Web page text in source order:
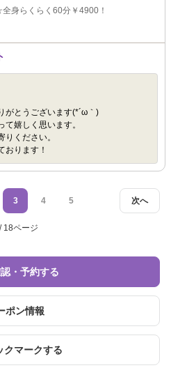
身らくらく60分￥4900！
がとうございます(*´ω｀)
嬉しく思います。
りください。
おります！
次へ
3 4 5
18ページ
・予約する
ポン情報
クマークする